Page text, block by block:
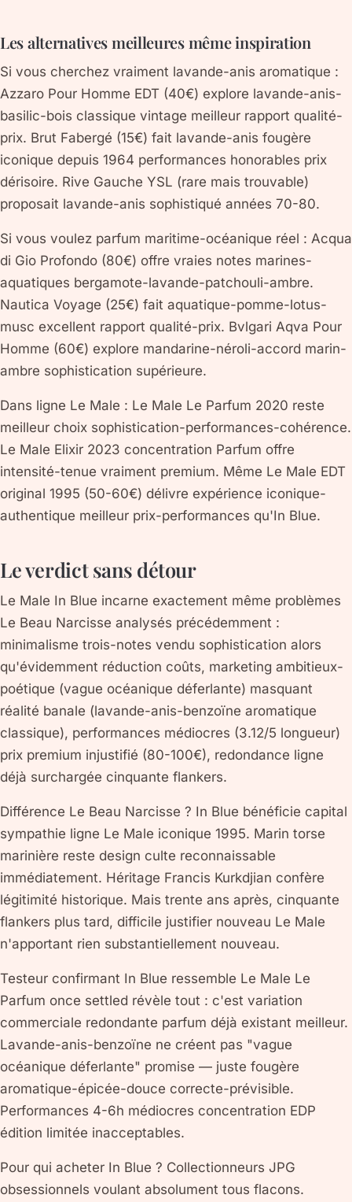
Les alternatives meilleures même inspiration
Si vous cherchez vraiment lavande-anis aromatique :
Azzaro Pour Homme EDT (40€) explore lavande-anis-
basilic-bois classique vintage meilleur rapport qualité-
prix. Brut Fabergé (15€) fait lavande-anis fougère
iconique depuis 1964 performances honorables prix
dérisoire. Rive Gauche YSL (rare mais trouvable)
proposait lavande-anis sophistiqué années 70-80.
Si vous voulez parfum maritime-océanique réel : Acqua
di Gio Profondo (80€) offre vraies notes marines-
aquatiques bergamote-lavande-patchouli-ambre.
Nautica Voyage (25€) fait aquatique-pomme-lotus-
musc excellent rapport qualité-prix. Bvlgari Aqva Pour
Homme (60€) explore mandarine-néroli-accord marin-
ambre sophistication supérieure.
Dans ligne Le Male : Le Male Le Parfum 2020 reste
meilleur choix sophistication-performances-cohérence.
Le Male Elixir 2023 concentration Parfum offre
intensité-tenue vraiment premium. Même Le Male EDT
original 1995 (50-60€) délivre expérience iconique-
authentique meilleur prix-performances qu'In Blue.
Le verdict sans détour
Le Male In Blue incarne exactement même problèmes
Le Beau Narcisse analysés précédemment :
minimalisme trois-notes vendu sophistication alors
qu'évidemment réduction coûts, marketing ambitieux-
poétique (vague océanique déferlante) masquant
réalité banale (lavande-anis-benzoïne aromatique
classique), performances médiocres (3.12/5 longueur)
prix premium injustifié (80-100€), redondance ligne
déjà surchargée cinquante flankers.
Différence Le Beau Narcisse ? In Blue bénéficie capital
sympathie ligne Le Male iconique 1995. Marin torse
marinière reste design culte reconnaissable
immédiatement. Héritage Francis Kurkdjian confère
légitimité historique. Mais trente ans après, cinquante
flankers plus tard, difficile justifier nouveau Le Male
n'apportant rien substantiellement nouveau.
Testeur confirmant In Blue ressemble Le Male Le
Parfum once settled révèle tout : c'est variation
commerciale redondante parfum déjà existant meilleur.
Lavande-anis-benzoïne ne créent pas "vague
océanique déferlante" promise — juste fougère
aromatique-épicée-douce correcte-prévisible.
Performances 4-6h médiocres concentration EDP
édition limitée inacceptables.
Pour qui acheter In Blue ? Collectionneurs JPG
obsessionnels voulant absolument tous flacons.